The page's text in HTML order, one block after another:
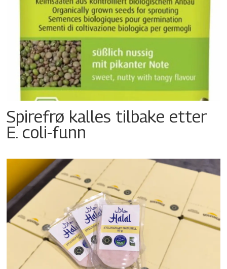
Spirefrø kalles tilbake etter
E. coli-funn